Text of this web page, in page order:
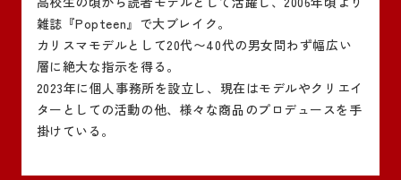
雑誌『Popteen』で大ブレイク。
カリスマモデルとして20代〜40代の男女問わず幅広い
層に絶大な指示を得る。
2023年に個人事務所を設立し、現在はモデルやクリエイ
ターとしての活動の他、様々な商品のプロデュースを手
掛けている。